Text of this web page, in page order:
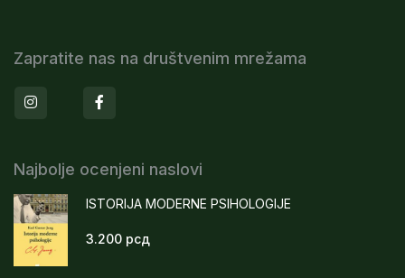
Zapratite nas na društvenim mrežama
Instagram
Najbolje ocenjeni naslovi
ISTORIJA MODERNE PSIHOLOGIJE
3.200 рсд